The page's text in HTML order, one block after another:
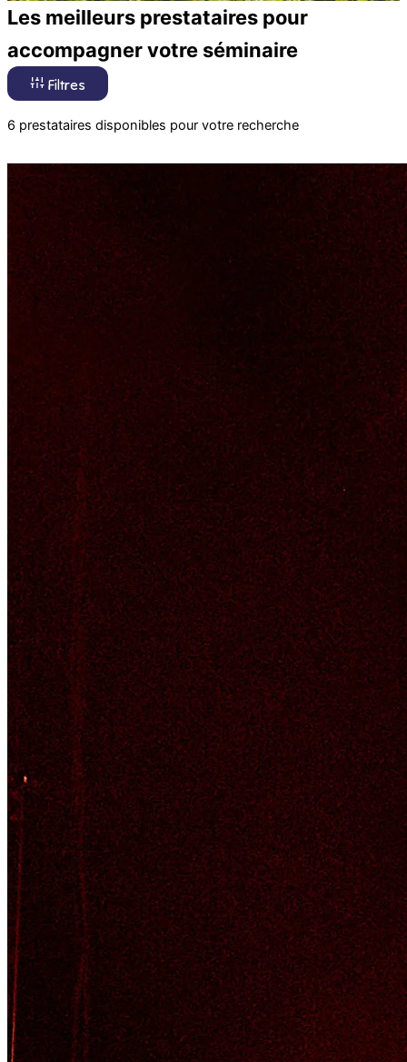
Les meilleurs prestataires pour
accompagner votre séminaire
Filtres
6 prestataires disponibles pour votre recherche